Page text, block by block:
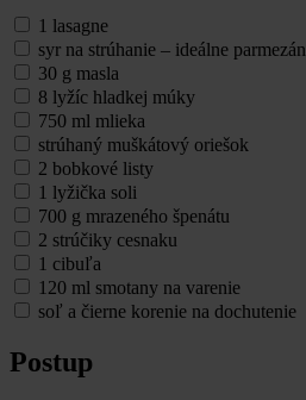
1 lasagne
syr na strúhanie – ideálne parmezán
30 g masla
8 lyžíc hladkej múky
750 ml mlieka
strúhaný muškátový oriešok
2 bobkové listy
1 lyžička soli
700 g mrazeného špenátu
2 strúčiky cesnaku
1 cibuľa
120 ml smotany na varenie
soľ a čierne korenie na dochutenie
Postup